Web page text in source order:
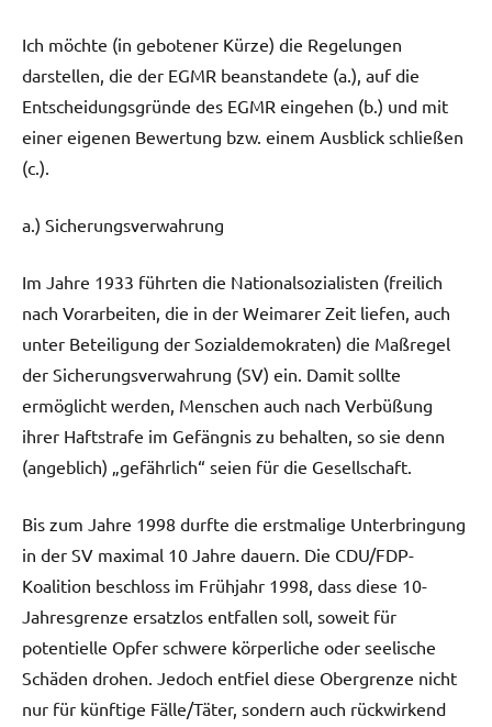
Ich möchte (in gebotener Kürze) die Regelungen
darstellen, die der EGMR beanstandete (a.), auf die
Entscheidungsgründe des EGMR eingehen (b.) und mit
einer eigenen Bewertung bzw. einem Ausblick schließen
(c.).
a.) Sicherungsverwahrung
Im Jahre 1933 führten die Nationalsozialisten (freilich
nach Vorarbeiten, die in der Weimarer Zeit liefen, auch
unter Beteiligung der Sozialdemokraten) die Maßregel
der Sicherungsverwahrung (SV) ein. Damit sollte
ermöglicht werden, Menschen auch nach Verbüßung
ihrer Haftstrafe im Gefängnis zu behalten, so sie denn
(angeblich) „gefährlich“ seien für die Gesellschaft.
Bis zum Jahre 1998 durfte die erstmalige Unterbringung
in der SV maximal 10 Jahre dauern. Die CDU/FDP-
Koalition beschloss im Frühjahr 1998, dass diese 10-
Jahresgrenze ersatzlos entfallen soll, soweit für
potentielle Opfer schwere körperliche oder seelische
Schäden drohen. Jedoch entfiel diese Obergrenze nicht
nur für künftige Fälle/Täter, sondern auch rückwirkend